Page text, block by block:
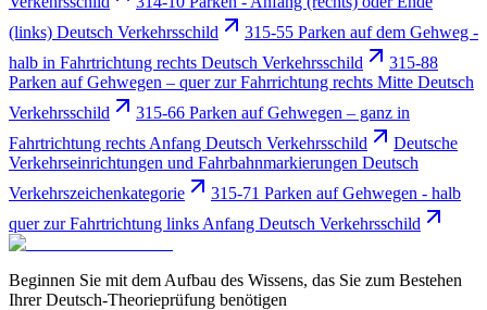
(links) Deutsch Verkehrsschild
315-55 Parken auf dem Gehweg -
halb in Fahrtrichtung rechts Deutsch Verkehrsschild
315-88
Parken auf Gehwegen – quer zur Fahrrichtung rechts Mitte Deutsch
Verkehrsschild
315-66 Parken auf Gehwegen – ganz in
Fahrtrichtung rechts Anfang Deutsch Verkehrsschild
Deutsche
Verkehrseinrichtungen und Fahrbahnmarkierungen Deutsch
Verkehrszeichenkategorie
315-71 Parken auf Gehwegen - halb
quer zur Fahrtrichtung links Anfang Deutsch Verkehrsschild
Beginnen Sie mit dem Aufbau des Wissens, das Sie zum Bestehen
Ihrer Deutsch-Theorieprüfung benötigen